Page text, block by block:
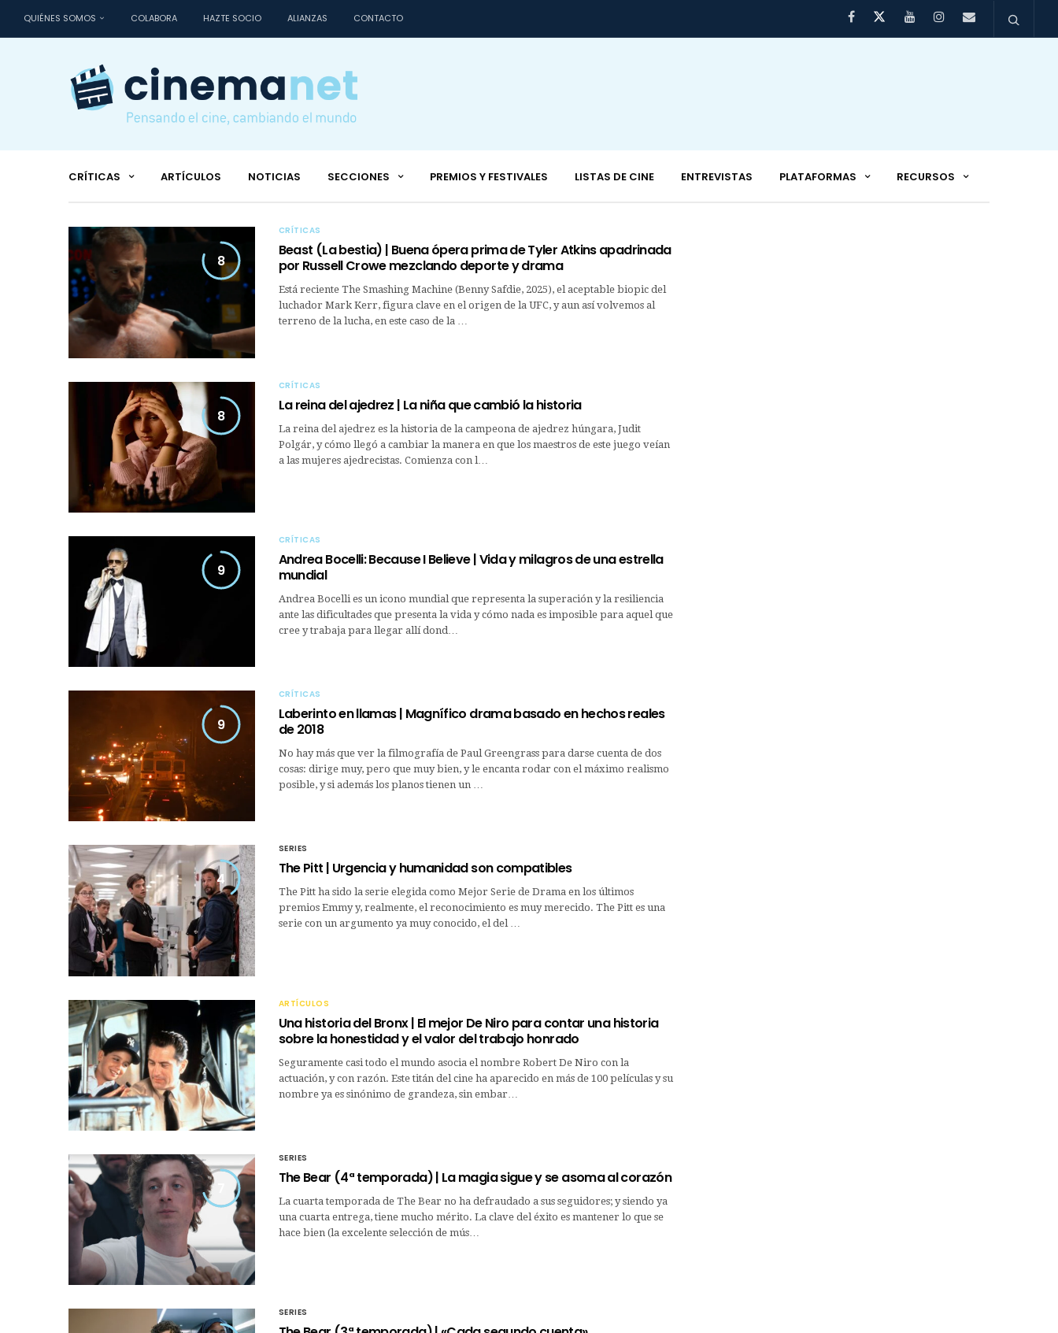
QUIÉNES SOMOS COLABORA HAZTE SOCIO ALIANZAS CONTACTO
CRÍTICAS ARTÍCULOS NOTICIAS SECCIONES PREMIOS Y FESTIVALES LISTAS DE CINE ENTREVISTAS PLATAFORMAS RECURSOS
8
CRÍTICAS
Beast (La bestia) | Buena ópera prima de Tyler Atkins apadrinada
por Russell Crowe mezclando deporte y drama
Está reciente The Smashing Machine (Benny Safdie, 2025), el aceptable biopic del
luchador Mark Kerr, figura clave en el origen de la UFC, y aun así volvemos al
terreno de la lucha, en este caso de la …
8
CRÍTICAS
La reina del ajedrez | La niña que cambió la historia
La reina del ajedrez es la historia de la campeona de ajedrez húngara, Judit
Polgár, y cómo llegó a cambiar la manera en que los maestros de este juego veían
a las mujeres ajedrecistas. Comienza con l…
9
CRÍTICAS
Andrea Bocelli: Because I Believe | Vida y milagros de una estrella
mundial
Andrea Bocelli es un icono mundial que representa la superación y la resiliencia
ante las dificultades que presenta la vida y cómo nada es imposible para aquel que
cree y trabaja para llegar allí dond…
9
CRÍTICAS
Laberinto en llamas | Magnífico drama basado en hechos reales
de 2018
No hay más que ver la filmografía de Paul Greengrass para darse cuenta de dos
cosas: dirige muy, pero que muy bien, y le encanta rodar con el máximo realismo
posible, y si además los planos tienen un …
4
SERIES
The Pitt | Urgencia y humanidad son compatibles
The Pitt ha sido la serie elegida como Mejor Serie de Drama en los últimos
premios Emmy y, realmente, el reconocimiento es muy merecido. The Pitt es una
serie con un argumento ya muy conocido, el del …
ARTÍCULOS
Una historia del Bronx | El mejor De Niro para contar una historia
sobre la honestidad y el valor del trabajo honrado
Seguramente casi todo el mundo asocia el nombre Robert De Niro con la
actuación, y con razón. Este titán del cine ha aparecido en más de 100 películas y su
nombre ya es sinónimo de grandeza, sin embar…
SERIES
The Bear (4ª temporada) | La magia sigue y se asoma al corazón
La cuarta temporada de The Bear no ha defraudado a sus seguidores; y siendo ya
una cuarta entrega, tiene mucho mérito. La clave del éxito es mantener lo que se
hace bien (la excelente selección de mús…
SERIES